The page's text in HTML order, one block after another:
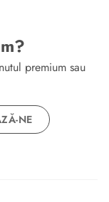
premium sau
NE